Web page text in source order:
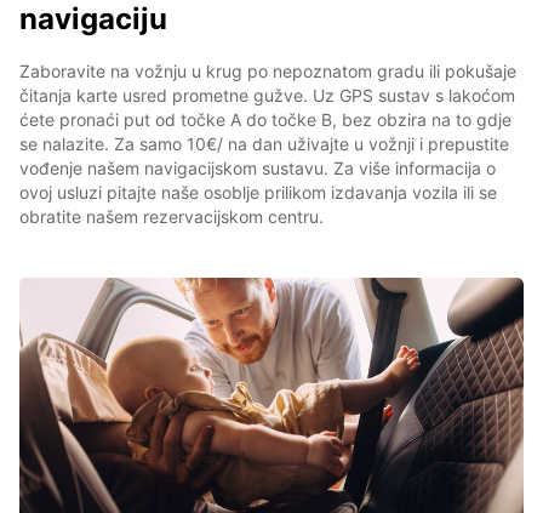
navigaciju
Zaboravite na vožnju u krug po nepoznatom gradu ili pokušaje
čitanja karte usred prometne gužve. Uz GPS sustav s lakoćom
ćete pronaći put od točke A do točke B, bez obzira na to gdje
se nalazite. Za samo 10€/ na dan uživajte u vožnji i prepustite
vođenje našem navigacijskom sustavu. Za više informacija o
ovoj usluzi pitajte naše osoblje prilikom izdavanja vozila ili se
obratite našem rezervacijskom centru.